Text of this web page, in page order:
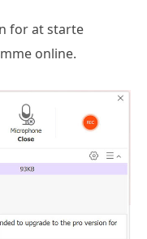
for at starte
online.